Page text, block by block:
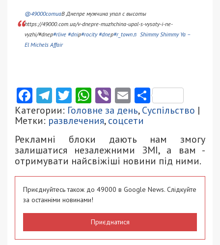
@49000comuaВ Днепре мужчина упал с высоты
https://49000.com.ua/v-dnepre-muzhchina-upal-s-vysoty-i-ne-
vyzhi/#dnep#rlive #dnip#rocity #dnep#r_town♬ Shimmy Shimmy Ya –
El Michels Affair
Facebook
Telegram
Twitter
WhatsApp
ViberEmail
Категории: Головне за день,Суспільство |
Метки: развлечения,соцсети
Рекламні блоки дають нам змогу
залишатися незалежними ЗМІ, а вам -
отримувати найсвіжіші новини під ними.
Приєднуйтесь також до 49000 в Google News. Слідкуйте
за останніми новинами!
Приєднатися